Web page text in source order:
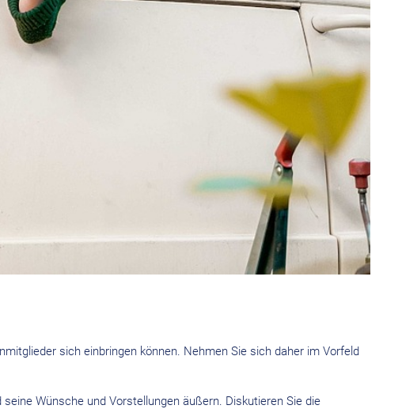
sich einbringen können. Nehmen Sie sich daher im Vorfeld
Wünsche und Vorstellungen äußern. Diskutieren Sie die